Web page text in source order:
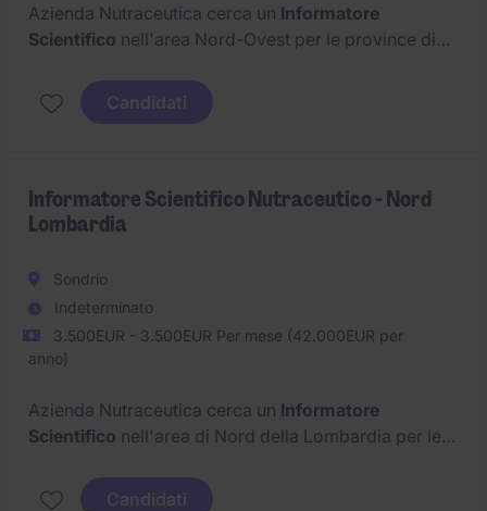
Azienda Nutraceutica cerca un Informatore
Scientifico nell'area Nord-Ovest per le province di
Candidati
Informatore Scientifico Nutraceutico - Nord
Lombardia
Sondrio
Indeterminato
3.500EUR - 3.500EUR Per mese (42.000EUR per
anno)
Azienda Nutraceutica cerca un Informatore
Scientifico nell'area di Nord della Lombardia per le
Candidati